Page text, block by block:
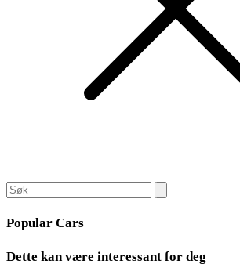
Popular Cars
Dette kan være interessant for deg